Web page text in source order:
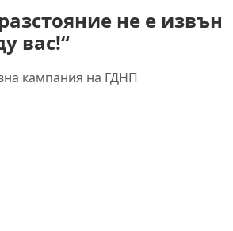
не е извън
вас!“
кампания на ГДНП